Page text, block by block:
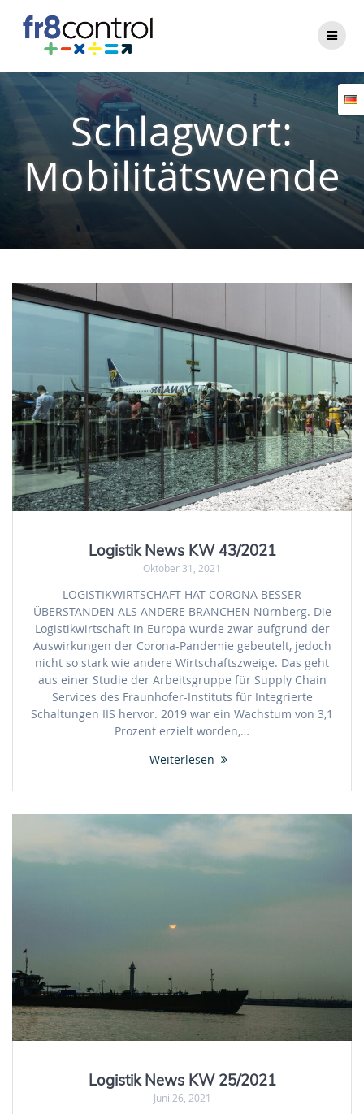
Schlagwort:
Mobilitätswende
Logistik News KW 43/2021
Oktober 31, 2021
LOGISTIKWIRTSCHAFT HAT CORONA BESSER
ÜBERSTANDEN ALS ANDERE BRANCHEN Nürnberg. Die
Logistikwirtschaft in Europa wurde zwar aufgrund der
Auswirkungen der Corona-Pandemie gebeutelt, jedoch
nicht so stark wie andere Wirtschaftszweige. Das geht
aus einer Studie der Arbeitsgruppe für Supply Chain
Services des Fraunhofer-Instituts für Integrierte
Schaltungen IIS hervor. 2019 war ein Wachstum von 3,1
Prozent erzielt worden,…
Weiterlesen
Logistik News KW 25/2021
Juni 26, 2021